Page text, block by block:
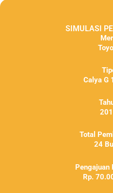
SIMULASI
Calya G
Total
24
Pengajuan
Rp.